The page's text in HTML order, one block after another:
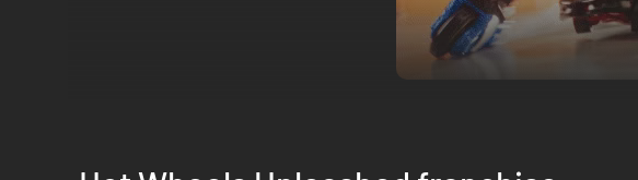
Em primeiro lugar, arrume espaço na sua estante virtual, porque agora são